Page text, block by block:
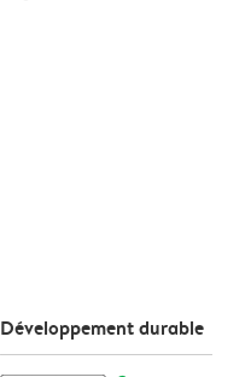
Développement durable